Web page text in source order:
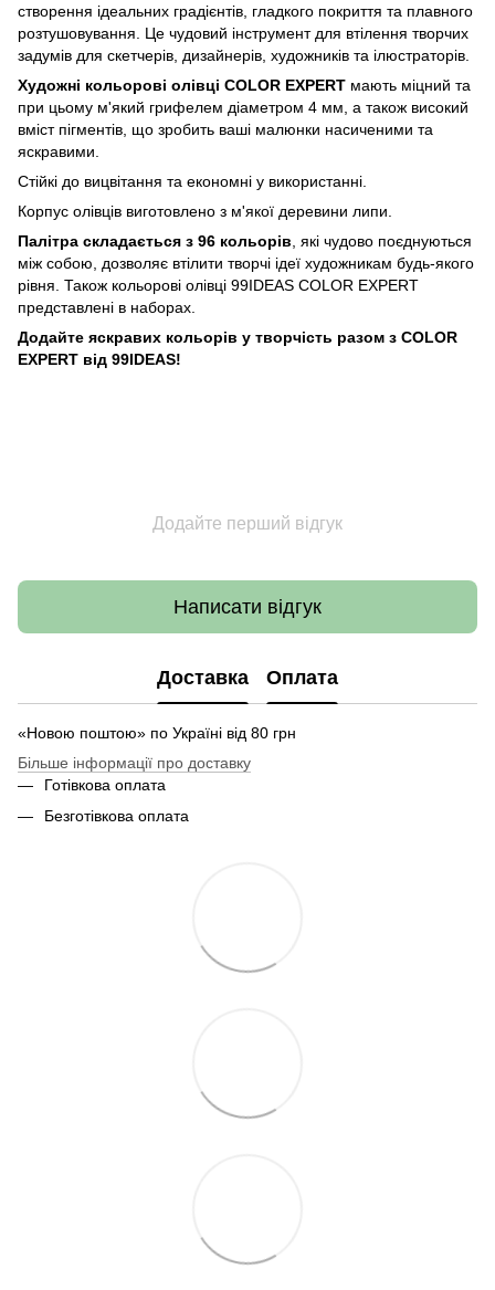
створення ідеальних градієнтів, гладкого покриття та плавного
розтушовування. Це чудовий інструмент для втілення творчих
задумів для скетчерів, дизайнерів, художників та ілюстраторів.
Художні кольорові олівці COLOR EXPERT мають міцний та
при цьому м'який грифелем діаметром 4 мм, а також високий
вміст пігментів, що зробить ваші малюнки насиченими та
яскравими.
Стійкі до вицвітання та економні у використанні.
Корпус олівців виготовлено з м'якої деревини липи.
Палітра складається з 96 кольорів , які чудово поєднуються
між собою, дозволяє втілити творчі ідеї художникам будь-якого
рівня. Також кольорові олівці 99IDEAS COLOR EXPERT
представлені в наборах.
Додайте яскравих кольорів у творчість разом з COLOR
EXPERT від 99IDEAS!
Додайте перший відгук
Написати відгук
Доставка Оплата
«Новою поштою» по Україні від 80 грн
Більше інформації про доставку
Готівкова оплата
Безготівкова оплата